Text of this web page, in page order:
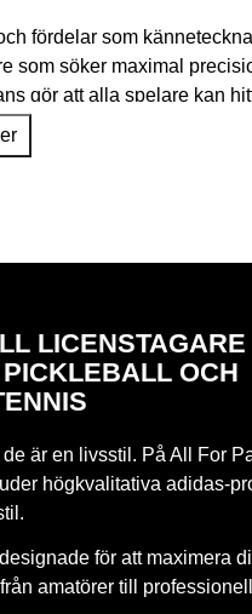
fördelar som
söker maximal
gör att alla spelare kan
en unik upplevelse
Tekniker, modeller och
LICENSTAGARE
OCH
är en livsstil. På All For
högkvalitativa adidas-
för att maximera
amatörer till